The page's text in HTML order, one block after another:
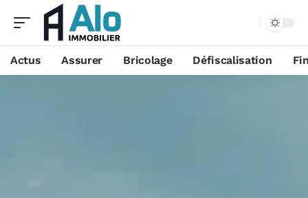
Actus Assurer Bricolage Défiscalisation